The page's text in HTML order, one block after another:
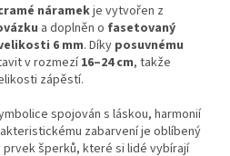
náramekje vytvořen z
a doplněn o fasetovaný
6 mm. Díky posuvnému
v rozmezí16–24 cm, takže
zápěstí.
spojován s láskou, harmonií
zabarvení je oblíbený
šperků, které si lidé vybírají